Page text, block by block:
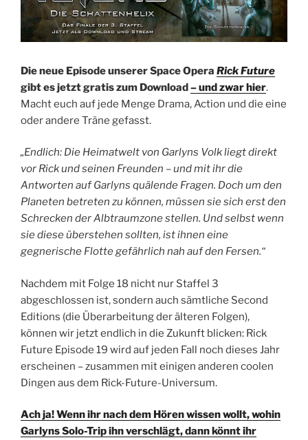
Die neue Episode unserer Space Opera Rick Future
gibt es jetzt gratis zum Download– und zwar hier.
Macht euch auf jede Menge Drama, Action und die eine
oder andere Träne gefasst.
„Endlich: Die Heimatwelt von Garlyns Volk liegt direkt
vor Rick und seinen Freunden – und mit ihr die
Antworten auf Garlyns quälende Fragen. Doch um den
Planeten betreten zu können, müssen sie sich erst den
Schrecken der Albtraumzone stellen. Und selbst wenn
sie diese überstehen sollten, ist ihnen eine
gegnerische Flotte gefährlich nah auf den Fersen.“
Nachdem mit Folge 18 nicht nur Staffel 3
abgeschlossen ist, sondern auch sämtliche Second
Editions (die Überarbeitung der älteren Folgen),
können wir jetzt endlich in die Zukunft blicken: Rick
Future Episode 19 wird auf jeden Fall noch dieses Jahr
erscheinen – zusammen mit einigen anderen coolen
Dingen aus dem Rick-Future-Universum.
Ach ja! Wenn ihr nach dem Hören wissen wollt, wohin
Garlyns Solo-Trip ihn verschlägt, dann könnt ihr